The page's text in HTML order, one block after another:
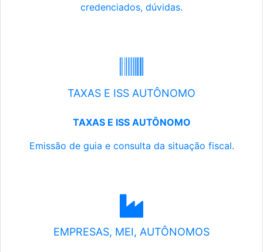
credenciados, dúvidas.
TAXAS E ISS AUTÔNOMO
TAXAS E ISS AUTÔNOMO
Emissão de guia e consulta da situação fiscal.
EMPRESAS, MEI, AUTÔNOMOS